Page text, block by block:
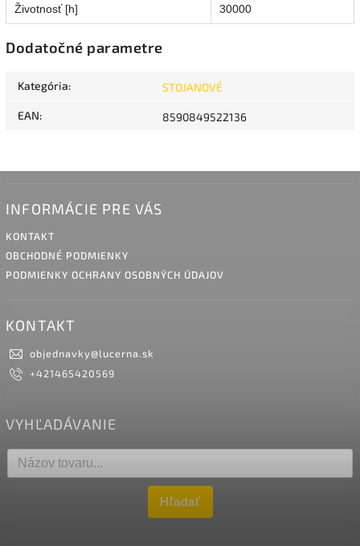
Životnosť [h] 30000
Dodatočné parametre
Kategória: STOJANOVÉ
EAN: 8590849522136
INFORMÁCIE PRE VÁS
KONTAKT
OBCHODNÉ PODMIENKY
PODMIENKY OCHRANY OSOBNÝCH ÚDAJOV
KONTAKT
objednavky@lucerna.sk
+421465420569
VYHĽADÁVANIE
Hľadať